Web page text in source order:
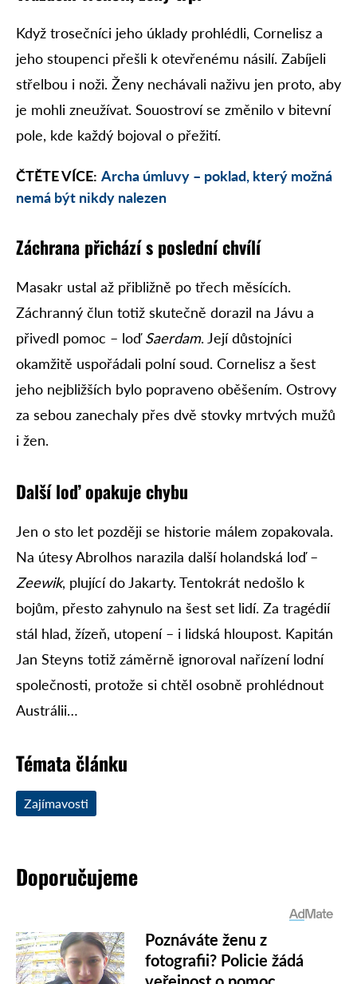
Když trosečníci jeho úklady prohlédli, Cornelisz a
jeho stoupenci přešli k otevřenému násilí. Zabíjeli
střelbou i noži. Ženy nechávali naživu jen proto, aby
je mohli zneužívat. Souostroví se změnilo v bitevní
pole, kde každý bojoval o přežití.
ČTĚTE VÍCE: Archa úmluvy – poklad, který možná
nemá být nikdy nalezen
Záchrana přichází s poslední chvílí
Masakr ustal až přibližně po třech měsících.
Záchranný člun totiž skutečně dorazil na Jávu a
přivedl pomoc – loďSaerdam. Její důstojníci
okamžitě uspořádali polní soud. Cornelisz a šest
jeho nejbližších bylo popraveno oběšením. Ostrovy
za sebou zanechaly přes dvě stovky mrtvých mužů
i žen.
Další loď opakuje chybu
Jen o sto let později se historie málem zopakovala.
Na útesy Abrolhos narazila další holandská loď –
Zeewik, plující do Jakarty. Tentokrát nedošlo k
bojům, přesto zahynulo na šest set lidí. Za tragédií
stál hlad, žízeň, utopení – i lidská hloupost. Kapitán
Jan Steyns totiž záměrně ignoroval nařízení lodní
společnosti, protože si chtěl osobně prohlédnout
Austrálii…
Témata článku
Zajímavosti
Doporučujeme